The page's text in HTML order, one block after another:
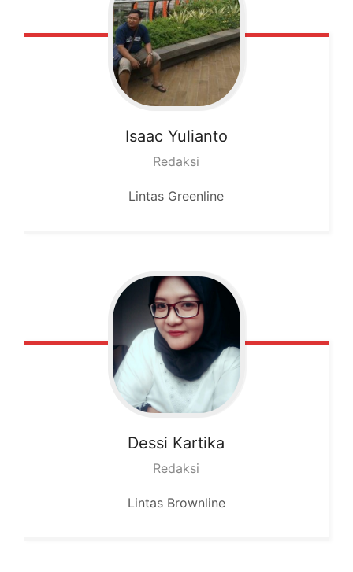
Isaac Yulianto
Redaksi
Lintas Greenline
Dessi Kartika
Redaksi
Lintas Brownline